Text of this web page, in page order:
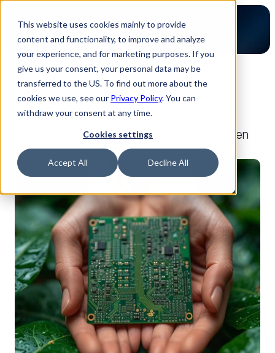
This website uses cookies mainly to provide
content and functionality, to improve and analyze
your experience, and for marketing purposes. If you
give us your consent, your personal data may be
transferred to the US. To find out more about the
cookies we use, see our Privacy Policy. You can
withdraw your consent at any time.
Cookies settings
Accept All Decline All
Zurück zum Blog
Luminovo kooperiert mit Sluicebox, um den
branchenweit ersten sofortigen Produkt-
Carbon-Fußabdruck für Elektronik anzubieten
17.07.2024 Presse